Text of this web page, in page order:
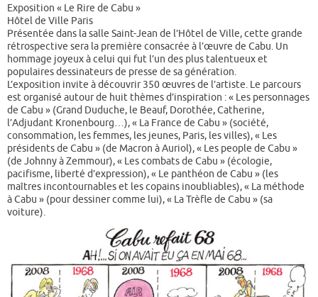
Exposition « Le Rire de Cabu »
Hôtel de Ville Paris
Présentée dans la salle Saint-Jean de l’Hôtel de Ville, cette grande
rétrospective sera la première consacrée à l’œuvre de Cabu. Un
hommage joyeux à celui qui fut l’un des plus talentueux et
populaires dessinateurs de presse de sa génération.
L’exposition invite à découvrir 350 œuvres de l’artiste. Le parcours
est organisé autour de huit thèmes d’inspiration : « Les personnages
de Cabu » (Grand Duduche, le Beauf, Dorothée, Catherine,
l’Adjudant Kronenbourg…), « La France de Cabu » (société,
consommation, les femmes, les jeunes, Paris, les villes), « Les
présidents de Cabu » (de Macron à Auriol), « Les people de Cabu »
(de Johnny à Zemmour), « Les combats de Cabu » (écologie,
pacifisme, liberté d’expression), « Le panthéon de Cabu » (les
maîtres incontournables et les copains inoubliables), « La méthode
à Cabu » (pour dessiner comme lui), « La Trèfle de Cabu » (sa
voiture).